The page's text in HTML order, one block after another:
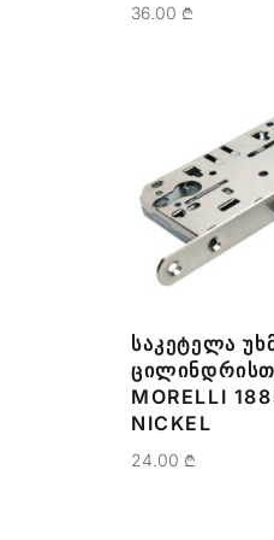
36.00 ₾
ᲡᲐᲙᲔᲢᲔᲚᲐ
MORELLI
NICKEL
24.00 ₾